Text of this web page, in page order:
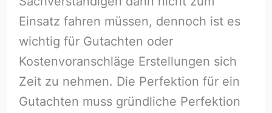
Einsatz fahren müssen, dennoch ist es
wichtig für Gutachten oder
Kostenvoranschläge Erstellungen sich
Zeit zu nehmen. Die Perfektion für ein
Gutachten muss gründliche Perfektion